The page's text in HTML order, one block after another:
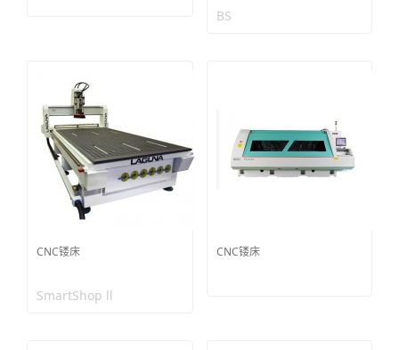
BS
CNC镂床
SmartShop ll
CNC镂床